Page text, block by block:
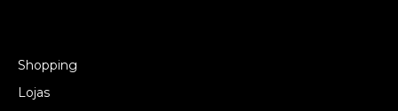
Shopping
Lojas